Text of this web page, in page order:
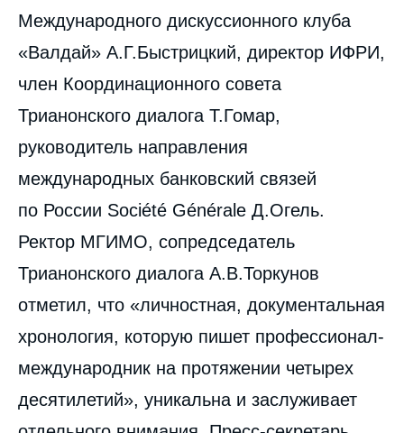
Международного дискуссионного клуба
«Валдай» А.Г.Быстрицкий, директор ИФРИ,
член Координационного совета
Трианонского диалога Т.Гомар,
руководитель направления
международных банковский связей
по России Société Générale Д.Огель.
Ректор МГИМО, сопредседатель
Трианонского диалога А.В.Торкунов
отметил, что «личностная, документальная
хронология, которую пишет профессионал-
международник на протяжении четырех
десятилетий», уникальна и заслуживает